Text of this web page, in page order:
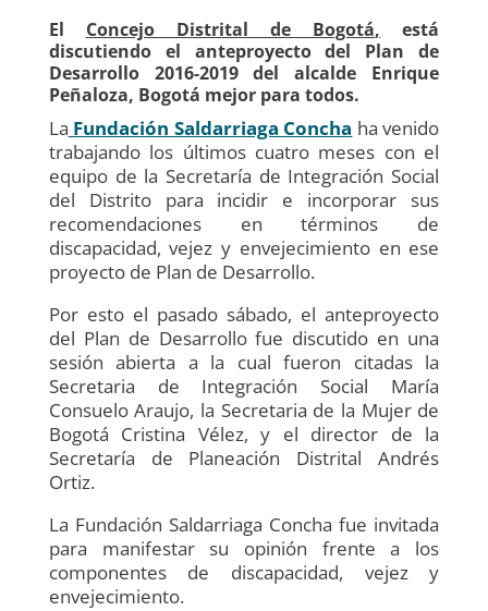
El Concejo Distrital de Bogotá, está
discutiendo el anteproyecto del Plan de
Desarrollo 2016-2019 del alcalde Enrique
Peñaloza, Bogotá mejor para todos.
La Fundación Saldarriaga Concha ha venido
trabajando los últimos cuatro meses con el
equipo de la Secretaría de Integración Social
del Distrito para incidir e incorporar sus
recomendaciones en términos de
discapacidad, vejez y envejecimiento en ese
proyecto de Plan de Desarrollo.
Por esto el pasado sábado, el anteproyecto
del Plan de Desarrollo fue discutido en una
sesión abierta a la cual fueron citadas la
Secretaria de Integración Social María
Consuelo Araujo, la Secretaria de la Mujer de
Bogotá Cristina Vélez, y el director de la
Secretaría de Planeación Distrital Andrés
Ortiz.
La Fundación Saldarriaga Concha fue invitada
para manifestar su opinión frente a los
componentes de discapacidad, vejez y
envejecimiento.